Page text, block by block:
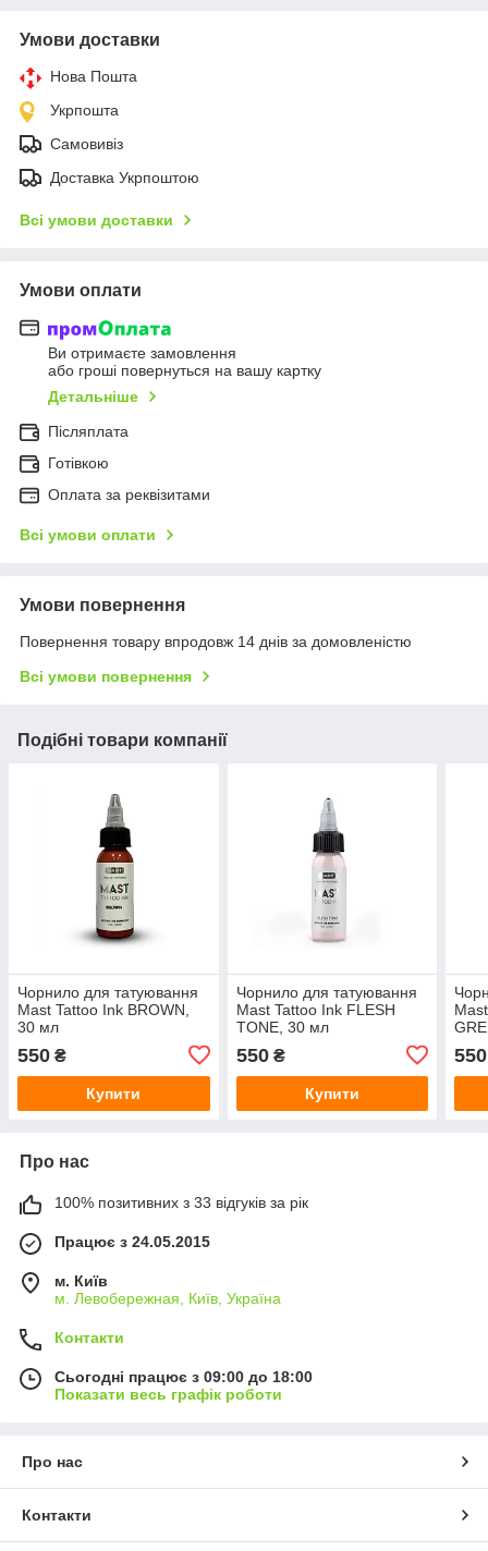
Умови доставки
Нова Пошта
Укрпошта
Самовивіз
Доставка Укрпоштою
Всі умови доставки
Умови оплати
Ви отримаєте замовлення
або гроші повернуться на вашу картку
Детальніше
Післяплата
Готівкою
Оплата за реквізитами
Всі умови оплати
Умови повернення
Повернення товару впродовж 14 днів за домовленістю
Всі умови повернення
Подібні товари компанії
Чорнило для татуювання
Mast Tattoo Ink BROWN,
30 мл
550 ₴
Купити
Чорнило для татуювання
Mast Tattoo Ink FLESH
TONE, 30 мл
550₴
Купити
550
Про нас
100% позитивних з 33 відгуків за рік
Працює з 24.05.2015
м. Київ
м. Левобережная, Київ, Україна
Контакти
Сьогодні працює з 09:00 до 18:00
Показати весь графік роботи
Про нас
Контакти